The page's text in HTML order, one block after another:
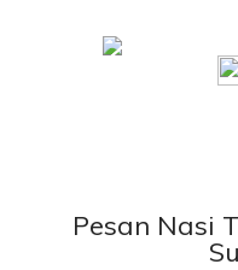
Pesan Nasi